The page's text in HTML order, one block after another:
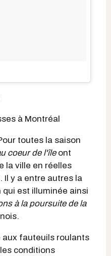
à Montréal
toutes la saison
coeur de l'îleont
la ville en réelles
Il y a entre autres la
est illuminée ainsi
à la poursuite de la
fauteuils roulants
conditions